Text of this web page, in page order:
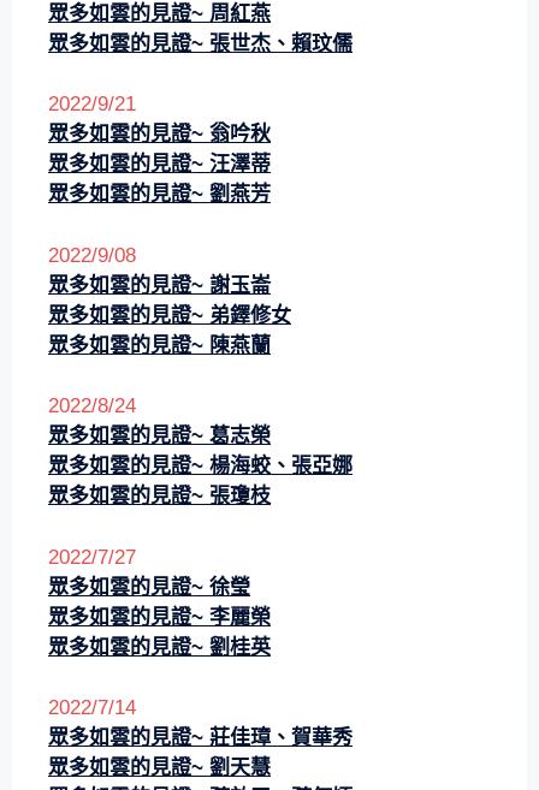
眾多如雲的見證~ 周紅燕
眾多如雲的見證~ 張世杰、賴玟儒
2022/9/21
眾多如雲的見證~ 翁吟秋
眾多如雲的見證~ 汪澤蒂
眾多如雲的見證~ 劉燕芳
2022/9/08
眾多如雲的見證~ 謝玉崙
眾多如雲的見證~ 弟鐸修女
眾多如雲的見證~ 陳燕蘭
2022/8/24
眾多如雲的見證~ 葛志榮
眾多如雲的見證~ 楊海蛟、張亞娜
眾多如雲的見證~ 張瓊枝
2022/7/27
眾多如雲的見證~ 徐瑩
眾多如雲的見證~ 李麗榮
眾多如雲的見證~ 劉桂英
2022/7/14
眾多如雲的見證~ 莊佳璋、賀華秀
眾多如雲的見證~ 劉天慧